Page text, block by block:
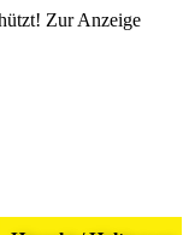
Zur Anzeige